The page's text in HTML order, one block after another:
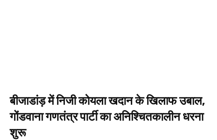
बीजाडांड़ में निजी कोयला खदान के खिलाफ उबाल,
गोंडवाना गणतंत्र पार्टी का अनिश्चितकालीन धरना
शुरू